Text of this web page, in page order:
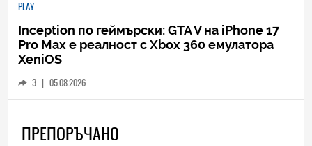
PLAY
Inception по геймърски: GTA V на iPhone 17
Pro Max е реалност с Xbox 360 емулатора
XeniOS
3 | 05.08.2026
ПРЕПОРЪЧАНО